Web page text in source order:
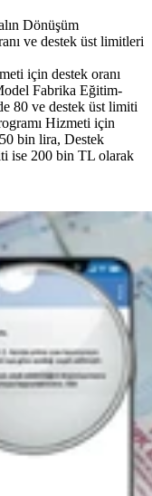
Dönüşüm
ve destek üst limitleri
için destek oranı
Fabrika Eğitim-
80 ve destek üst limiti
Hizmeti için
bin lira, Destek
ise 200 bin TL olarak